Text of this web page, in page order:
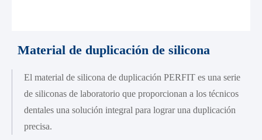
Material de duplicación de silicona
El material de silicona de duplicación PERFIT es una serie
de siliconas de laboratorio que proporcionan a los técnicos
dentales una solución integral para lograr una duplicación
precisa.